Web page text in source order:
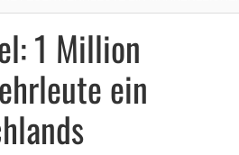
1 Million
ein